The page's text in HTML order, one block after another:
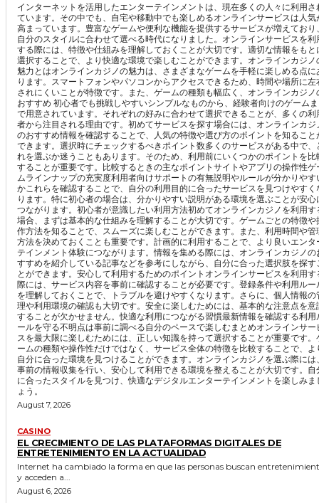
インターネットを活用したエンターテインメントは、現在多くの人々に利用さ
ています。その中でも、自宅や移動中でも楽しめるオンラインサービスは人気
高まっています。豊富なゲームや便利な機能を提供するサービスが増えており
自分のスタイルに合わせて選べる時代になりました。オンラインサービスを利
する際には、特徴や仕組みを理解しておくことが大切です。適切な情報をもと
選択することで、より快適な環境で楽しむことができます。オンラインカジノ
魅力とはオンラインカジノの魅力は、さまざまなゲームを手軽に楽しめる点に
ります。スマートフォンやパソコンからアクセスできるため、時間や場所に左
されにくいことが特徴です。また、ゲームの種類も幅広く、オンラインカジノ
おすすめ 初心者でも挑戦しやすいシンプルなものから、経験者向けのゲームま
で用意されています。それぞれの好みに合わせて選択できることが、多くの利
者から注目される理由です。初めてサービスを探す場合には、オンラインカジ
のおすすめ情報を確認することで、人気の特徴や選び方のポイントを知ること
できます。選択時にチェックするべきポイント数多くのサービスがある中で、
れを選ぶか迷うこともあります。そのため、利用前にいくつかのポイントを比
することが重要です。比較するときの主なポイントサイトやアプリの操作性ゲ
ムラインナップの充実度利用者向けサポートの有無説明やルールが分かりやす
かこれらを確認することで、自分の利用目的に合ったサービスを見つけやすく
ります。特に初心者の場合は、分かりやすい説明がある環境を選ぶことが安心
つながります。初心者が意識したい利用方法初めてオンラインカジノを利用す
場合、まずは基本的な仕組みを理解することが大切です。ゲームごとの特徴や
作方法を知ることで、スムーズに楽しむことができます。また、利用時間や管
方法を決めておくことも重要です。計画的に利用することで、より良いエンタ
テインメント体験につながります。情報を集める際には、オンラインカジノの
すすめを紹介している記事などを参考にしながら、自分に合った選択肢を探す
とができます。安心して利用するためのポイントオンラインサービスを利用す
際には、サービス内容を事前に確認することが必要です。登録条件や利用ルー
を理解しておくことで、トラブルを避けやすくなります。さらに、個人情報の
理や利用環境の確認も大切です。安全に楽しむためには、基本的な注意点を意
することが欠かせません。快適な利用につながる習慣最新情報を確認する利用
ールを守る不明点は事前に調べる自分のペースで楽しむまとめオンラインサー
スを最大限に楽しむためには、正しい知識を持って選択することが重要です。
ームの種類や操作性だけではなく、サービス全体の特徴を比較することで、よ
自分に合った環境を見つけることができます。オンラインカジノを選ぶ際には
事前の情報収集を行い、安心して利用できる環境を整えることが大切です。自
に合ったスタイルを見つけ、快適なデジタルエンターテインメントを楽しみま
ょう。
August 7, 2026
CASINO
EL CRECIMIENTO DE LAS PLATAFORMAS DIGITALES DE
ENTRETENIMIENTO EN LA ACTUALIDAD
Internet ha cambiado la forma en que las personas buscan
y acceden a...
August 6, 2026